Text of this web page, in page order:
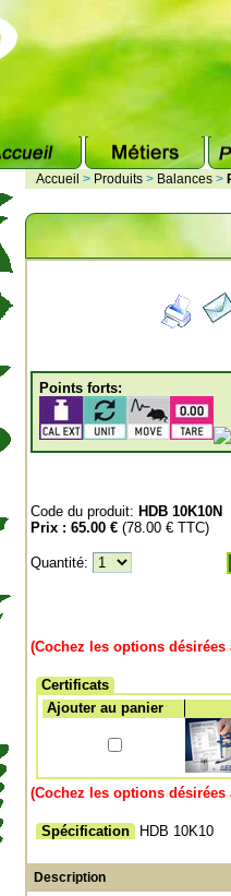
Accueil > Produits > Balances >
Points forts:
Code du produit: HDB 10K10N
Prix : 65.00 € (78.00 € TTC)
Quantité:
(Cochez les options
Certificats
Ajouter au panier
(Cochez les options
Spécification HDB 10K10
Description